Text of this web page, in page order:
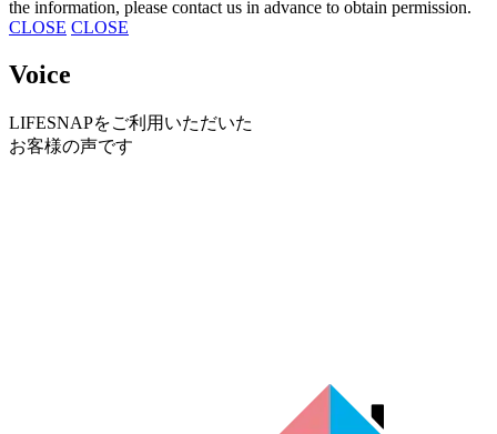
the information, please contact us in advance to obtain permission.
CLOSE CLOSE
Voice
LIFESNAPをご利用いただいた
お客様の声です